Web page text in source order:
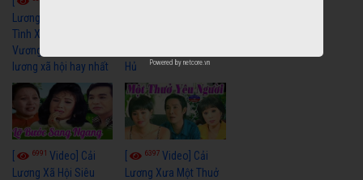
Lương Xưa : Nghĩa Cũ
Tình Xưa - Minh
Vương Thoại Mỹ | cải
lương xã hội hay nhất
Hủ
6991 Video] Cải
Lương Xã Hội Siêu
6397Video] Cải
Lương Xưa Một Thuở
Powered by netcore.vn